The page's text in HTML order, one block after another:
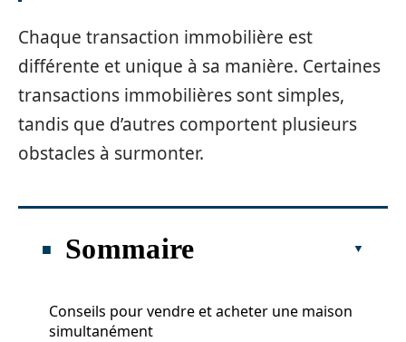
Chaque transaction immobilière est
différente et unique à sa manière. Certaines
transactions immobilières sont simples,
tandis que d’autres comportent plusieurs
obstacles à surmonter.
Sommaire
Conseils pour vendre et acheter une maison
simultanément